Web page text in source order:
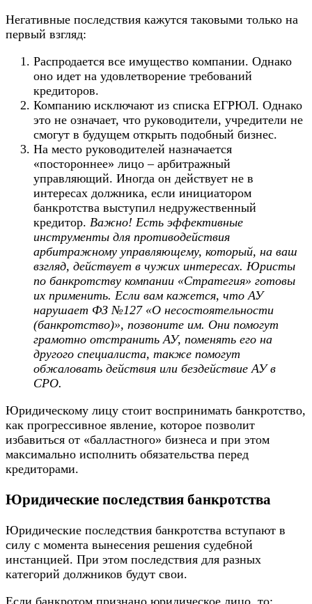
Негативные последствия кажутся таковыми только на
первый взгляд:
Распродается все имущество компании. Однако
оно идет на удовлетворение требований
кредиторов.
Компанию исключают из списка ЕГРЮЛ. Однако
это не означает, что руководители, учредители не
смогут в будущем открыть подобный бизнес.
На место руководителей назначается
«постороннее» лицо – арбитражный
управляющий. Иногда он действует не в
интересах должника, если инициатором
банкротства выступил недружественный
кредитор. Важно! Есть эффективные
инструменты для противодействия
арбитражному управляющему, который, на ваш
взгляд, действует в чужих интересах. Юристы
по банкротству компании «Стратегия» готовы
их применить. Если вам кажется, что АУ
нарушает ФЗ №127 «О несостоятельности
(банкротство)», позвоните им. Они помогут
грамотно отстранить АУ, поменять его на
другого специалиста, также помогут
обжаловать действия или бездействие АУ в
СРО.
Юридическому лицу стоит воспринимать банкротство,
как прогрессивное явление, которое позволит
избавиться от «балластного» бизнеса и при этом
максимально исполнить обязательства перед
кредиторами.
Юридические последствия банкротства
Юридические последствия банкротства вступают в
силу с момента вынесения решения судебной
инстанцией. При этом последствия для разных
категорий должников будут свои.